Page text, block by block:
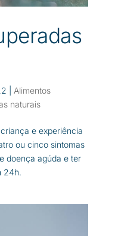
Alimentos
naturais
e experiência
ou cinco sintomas
doença agúda e ter
24h.